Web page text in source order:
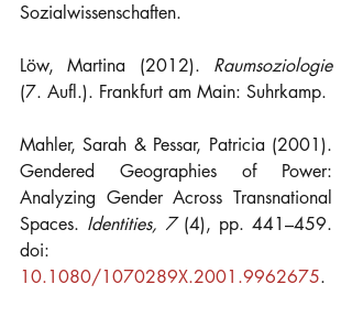
Sozialwissenschaften.
Löw, Martina (2012).
Raumsoziologie
(7. Aufl.). Frankfurt am Main: Suhrkamp.
Mahler, Sarah & Pessar, Patricia (2001).
Gendered Geographies of Power:
Analyzing Gender Across Transnational
Spaces. Identities, 7 (4), pp. 441–459.
10.1080/1070289X.2001.9962675.